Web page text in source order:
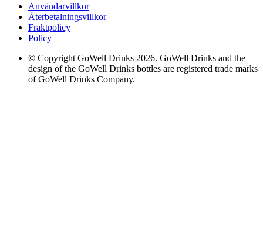
Användarvillkor
Återbetalningsvillkor
Fraktpolicy
Policy
© Copyright GoWell Drinks 2026. GoWell Drinks and the
design of the GoWell Drinks bottles are registered trade marks
of GoWell Drinks Company.